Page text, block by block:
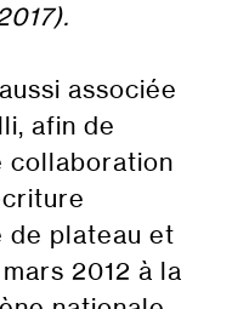
associée
afin de
collaboration
plateau et
2012 à la